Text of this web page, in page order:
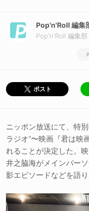
Pop'n'Roll 編集
Pop'n'Roll 編集部
ポスト
ニッポン放送にて、特
ラジオ”〜映画『君は映
れることが決定した。
井之脇海がメインパー
影エピソードなどを語り